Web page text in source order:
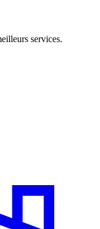
services.